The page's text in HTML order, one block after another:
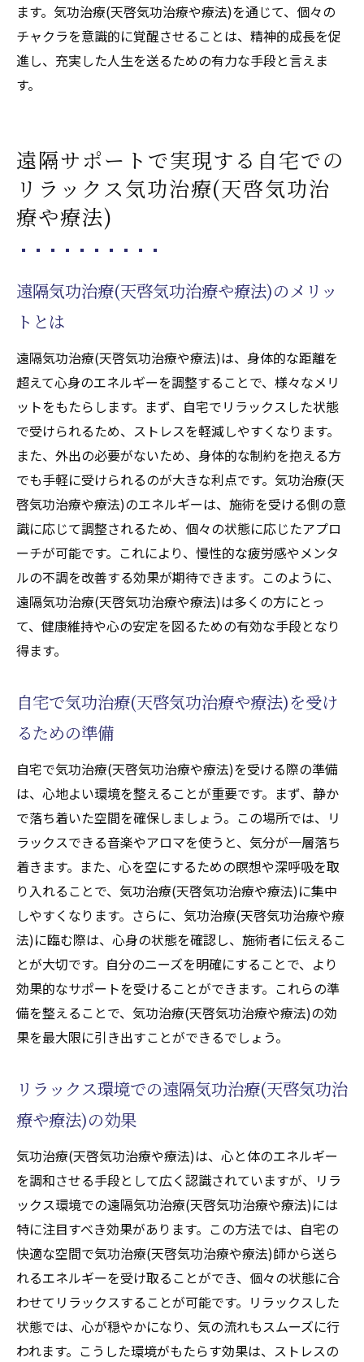
ます。気功治療(天啓気功治療や療法)を通じて、個々の
チャクラを意識的に覚醒させることは、精神的成長を促
進し、充実した人生を送るための有力な手段と言えま
す。
遠隔サポートで実現する自宅での
リラックス気功治療(天啓気功治
療や療法)
遠隔気功治療(天啓気功治療や療法)のメリッ
トとは
遠隔気功治療(天啓気功治療や療法)は、身体的な距離を
超えて心身のエネルギーを調整することで、様々なメリ
ットをもたらします。まず、自宅でリラックスした状態
で受けられるため、ストレスを軽減しやすくなります。
また、外出の必要がないため、身体的な制約を抱える方
でも手軽に受けられるのが大きな利点です。気功治療(天
啓気功治療や療法)のエネルギーは、施術を受ける側の意
識に応じて調整されるため、個々の状態に応じたアプロ
ーチが可能です。これにより、慢性的な疲労感やメンタ
ルの不調を改善する効果が期待できます。このように、
遠隔気功治療(天啓気功治療や療法)は多くの方にとっ
て、健康維持や心の安定を図るための有効な手段となり
得ます。
自宅で気功治療(天啓気功治療や療法)を受け
るための準備
自宅で気功治療(天啓気功治療や療法)を受ける際の準備
は、心地よい環境を整えることが重要です。まず、静か
で落ち着いた空間を確保しましょう。この場所では、リ
ラックスできる音楽やアロマを使うと、気分が一層落ち
着きます。また、心を空にするための瞑想や深呼吸を取
り入れることで、気功治療(天啓気功治療や療法)に集中
しやすくなります。さらに、気功治療(天啓気功治療や療
法)に臨む際は、心身の状態を確認し、施術者に伝えるこ
とが大切です。自分のニーズを明確にすることで、より
効果的なサポートを受けることができます。これらの準
備を整えることで、気功治療(天啓気功治療や療法)の効
果を最大限に引き出すことができるでしょう。
リラックス環境での遠隔気功治療(天啓気功治
療や療法)の効果
気功治療(天啓気功治療や療法)は、心と体のエネルギー
を調和させる手段として広く認識されていますが、リラ
ックス環境での遠隔気功治療(天啓気功治療や療法)には
特に注目すべき効果があります。この方法では、自宅の
快適な空間で気功治療(天啓気功治療や療法)師から送ら
れるエネルギーを受け取ることができ、個々の状態に合
わせてリラックスすることが可能です。リラックスした
状態では、心が穏やかになり、気の流れもスムーズに行
われます。こうした環境がもたらす効果は、ストレスの